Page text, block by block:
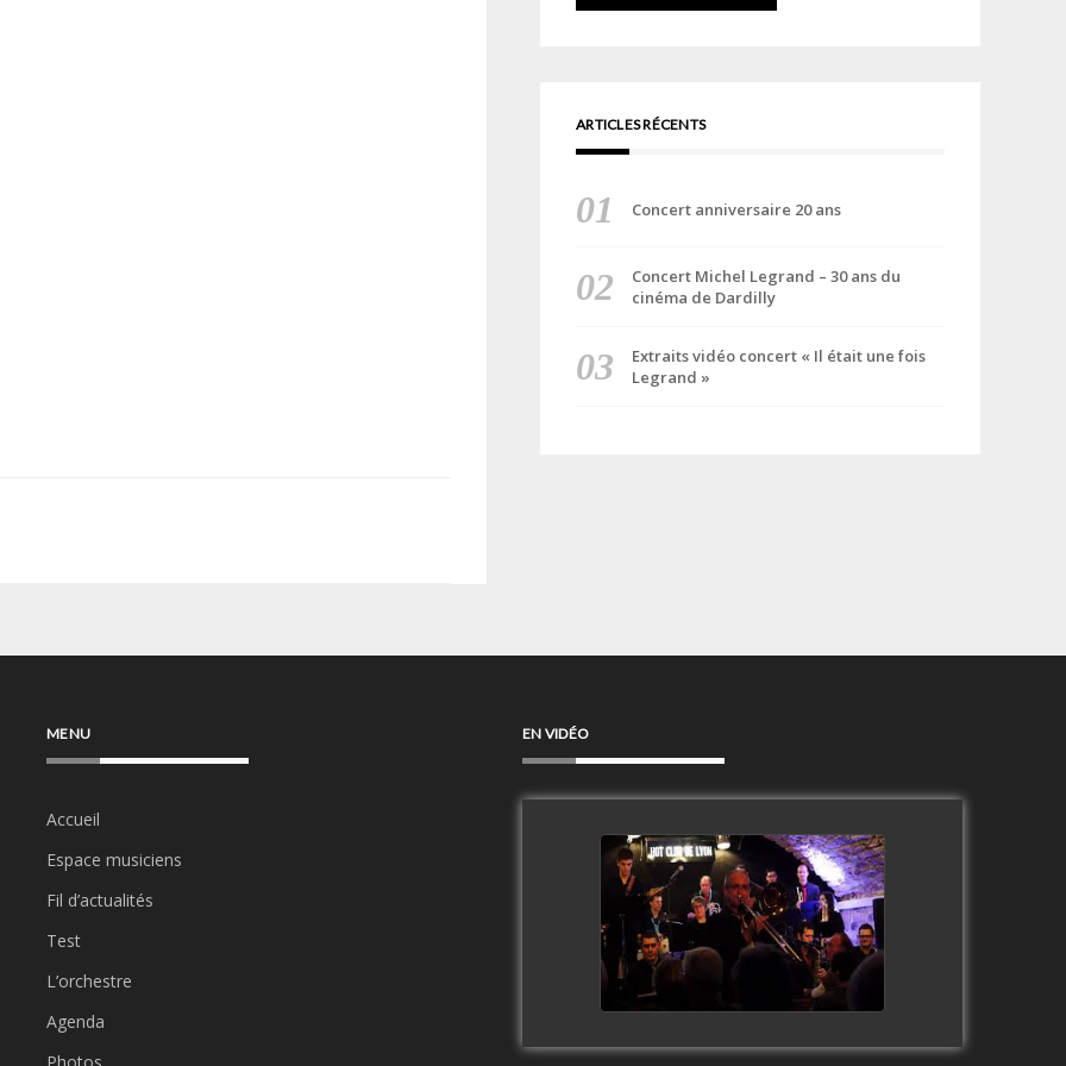
ARTICLES RÉCENTS
Concert anniversaire 20 ans
Concert Michel Legrand – 30 ans du
cinéma de Dardilly
Extraits vidéo concert « Il était une fois
Legrand »
MENU
Accueil
Espace musiciens
Fil d’actualités
Test
L’orchestre
Agenda
EN VIDÉO
Clip Only Big Band 2019
watch video